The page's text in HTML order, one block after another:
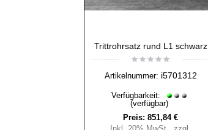
Trittrohrsatz rund L1 schwarz
Artikelnummer: i5701312
Verfügbarkeit:
(verfügbar)
Preis: 851,84 €